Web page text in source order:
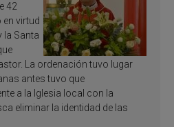
42
virtud
la Santa
La ordenación tuvo lugar
antes tuvo que
a la Iglesia local con la
eliminar la identidad de las